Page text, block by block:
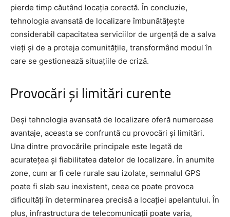
pierde timp căutând locația corectă. În concluzie,
tehnologia avansată de localizare îmbunătățește
considerabil capacitatea serviciilor de urgență de a salva
vieți și de a proteja comunitățile, transformând modul în
care se gestionează situațiile de criză.
Provocări și limitări curente
Deși tehnologia avansată de localizare oferă numeroase
avantaje, aceasta se confruntă cu provocări și limitări.
Una dintre provocările principale este legată de
acuratețea și fiabilitatea datelor de localizare. În anumite
zone, cum ar fi cele rurale sau izolate, semnalul GPS
poate fi slab sau inexistent, ceea ce poate provoca
dificultăți în determinarea precisă a locației apelantului. În
plus, infrastructura de telecomunicații poate varia,